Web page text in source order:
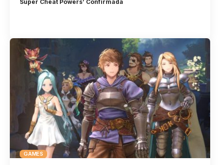
Super Cheat Powers’ Confirmada
GAMES